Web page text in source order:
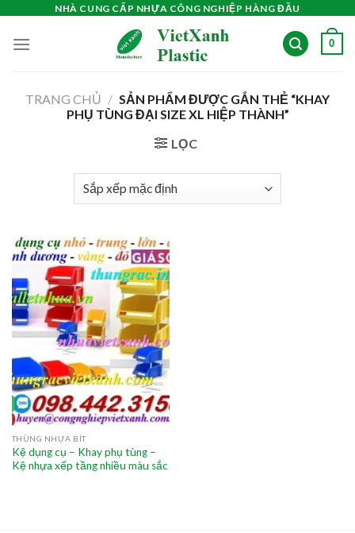
content
NHÀ CUNG CẤP NHỰA CÔNG NGHIỆP HÀNG ĐẦU
0
TRANG CHỦ / SẢN PHẨM ĐƯỢC GẮN THẺ “KHAY
PHỤ TÙNG ĐẠI SIZE XL HIỆP THÀNH”
LỌC
THÙNG NHỰA BÍT
Kệ dụng cụ – Khay phụ tùng –
Kệ nhựa xếp tầng nhiều màu sắc